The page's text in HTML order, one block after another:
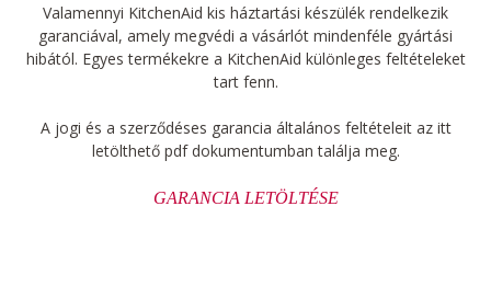
Valamennyi KitchenAid kis háztartási készülék rendelkezik
garanciával, amely megvédi a vásárlót mindenféle gyártási
hibától. Egyes termékekre a KitchenAid különleges feltételeket
tart fenn.
A jogi és a szerződéses garancia általános feltételeit az itt
letölthető pdf dokumentumban találja meg.
GARANCIA LETÖLTÉSE